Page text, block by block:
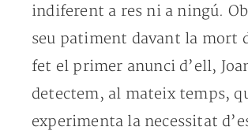
indiferent a res ni a ningú.
seu patiment davant la mort
fet el primer anunci d’ell,
detectem, al mateix temps,
experimenta la necessitat